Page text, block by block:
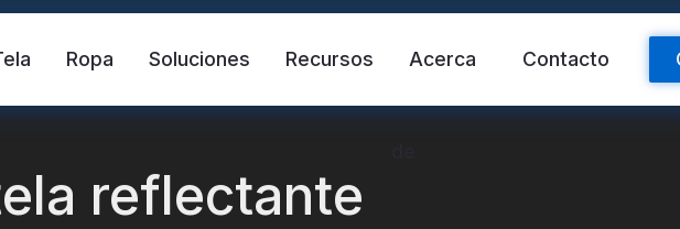
Ropa Soluciones Recursos Acerca Contacto
reflectante